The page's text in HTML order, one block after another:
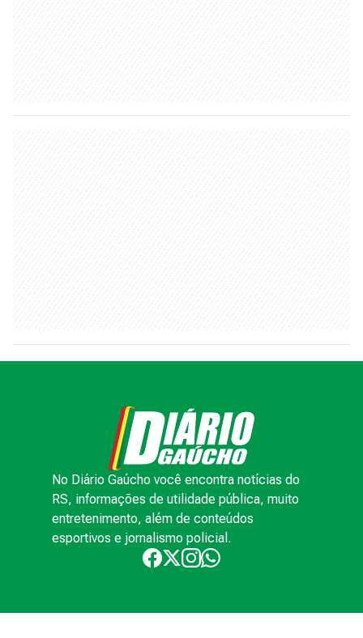
No Diário Gaúcho você encontra notícias do
RS, informações de utilidade pública, muito
entretenimento, além de conteúdos
esportivos e jornalismo policial.